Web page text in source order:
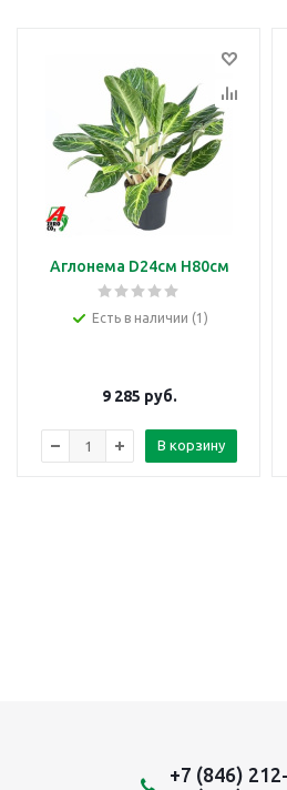
Аглонема D24см H80см
Есть в наличии (1)
9 285 руб.
В корзину
+7 (846)